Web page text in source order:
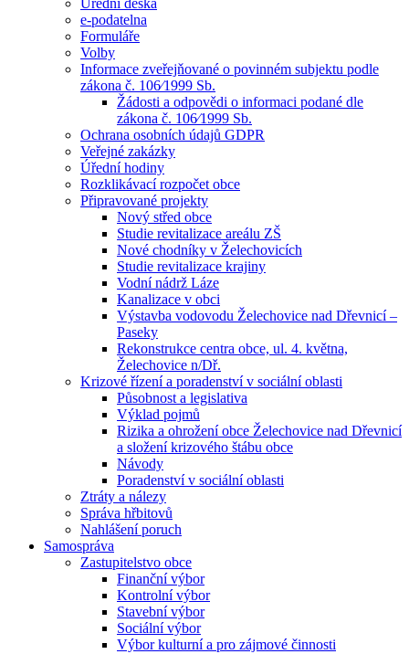
Úřední deska
e-podatelna
Formuláře
Volby
Informace zveřejňované o povinném subjektu podle
zákona č. 106⁄1999 Sb.
Žádosti a odpovědi o informaci podané dle
zákona č. 106⁄1999 Sb.
Ochrana osobních údajů GDPR
Veřejné zakázky
Úřední hodiny
Rozklikávací rozpočet obce
Připravované projekty
Nový střed obce
Studie revitalizace areálu ZŠ
Nové chodníky v Želechovicích
Studie revitalizace krajiny
Vodní nádrž Láze
Kanalizace v obci
Výstavba vodovodu Želechovice nad Dřevnicí –
Paseky
Rekonstrukce centra obce, ul. 4. května,
Želechovice n/Dř.
Krizové řízení a poradenství v sociální oblasti
Působnost a legislativa
Výklad pojmů
Rizika a ohrožení obce Želechovice nad Dřevnicí
a složení krizového štábu obce
Návody
Poradenství v sociální oblasti
Ztráty a nálezy
Správa hřbitovů
Nahlášení poruch
Samospráva
Zastupitelstvo obce
Finanční výbor
Kontrolní výbor
Stavební výbor
Sociální výbor
Výbor kulturní a pro zájmové činnosti